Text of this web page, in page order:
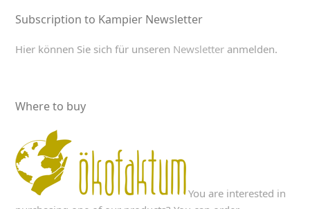
Subscription to Kampier Newsletter
Hier können Sie sich für unseren Newsletter anmelden.
Where to buy
You are interested in